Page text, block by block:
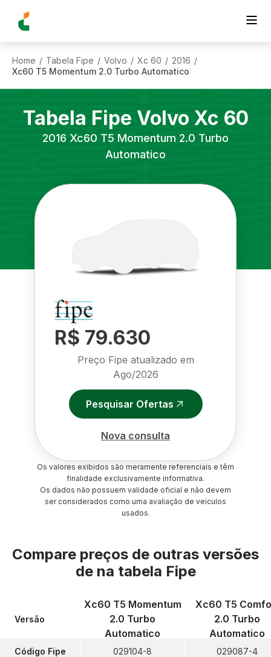
Home / Tabela Fipe / Volvo / Xc 60 / 2016 /
Xc60 T5 Momentum 2.0 Turbo Automatico
Tabela Fipe Volvo Xc 60
2016 Xc60 T5 Momentum 2.0 Turbo
Automatico
R$ 79.630
Preço Fipe atualizado em
Ago/2026
Pesquisar Ofertas
Nova consulta
Os valores exibidos são meramente referenciais e têm
finalidade exclusivamente informativa.
Os dados não possuem validade oficial e não devem
ser considerados como uma avaliação de veículos
usados.
Compare preços de outras versões
de na tabela Fipe
Versão
Código Fipe
Xc60 T5 Momentum
2.0 Turbo
Automatico
029104-8
Xc60 T5
2.0 Turbo
Automatico
029087-4